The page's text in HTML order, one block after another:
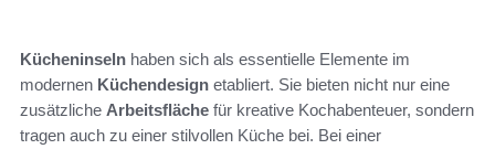
Kücheninseln haben sich als essentielle Elemente im
modernen Küchendesign etabliert. Sie bieten nicht nur eine
zusätzliche Arbeitsfläche für kreative Kochabenteuer, sondern
tragen auch zu einer stilvollen Küche bei. Bei einer